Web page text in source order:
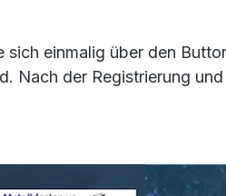
sich einmalig über den
Nach der Registrierung